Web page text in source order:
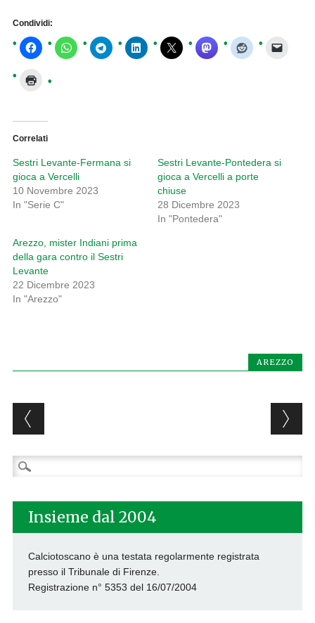
Condividi:
Correlati
Sestri Levante-Fermana si
gioca a Vercelli
10 Novembre 2023
In "Serie C"
Sestri Levante-Pontedera si
gioca a Vercelli a porte
chiuse
28 Dicembre 2023
In "Pontedera"
Arezzo, mister Indiani prima
della gara contro il Sestri
Levante
22 Dicembre 2023
In "Arezzo"
AREZZO
Post navigation
Ricerca
per:
Insieme dal 2004
Calciotoscano è una testata regolarmente registrata
presso il Tribunale di Firenze.
Registrazione n° 5353 del 16/07/2004